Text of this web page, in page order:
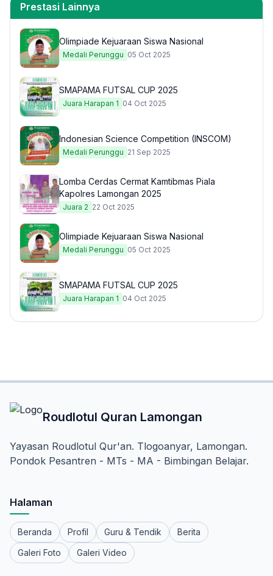
Prestasi Lainnya
Olimpiade Kejuaraan Siswa Nasional
Medali Perunggu 05 Oct 2025
SMAPAMA FUTSAL CUP 2025
Juara Harapan 1 04 Oct 2025
Indonesian Science Competition (INSCOM)
Medali Perunggu 21 Sep 2025
Lomba Cerdas Cermat Kamtibmas Piala
Kapolres Lamongan 2025
Juara 2 22 Oct 2025
Olimpiade Kejuaraan Siswa Nasional
Medali Perunggu 05 Oct 2025
SMAPAMA FUTSAL CUP 2025
Juara Harapan 1 04 Oct 2025
Roudlotul Quran Lamongan
Yayasan Roudlotul Qur'an. Tlogoanyar, Lamongan.
Pondok Pesantren - MTs - MA - Bimbingan Belajar.
Halaman
Beranda Profil Guru & Tendik
Berita
Galeri Foto
Galeri Video